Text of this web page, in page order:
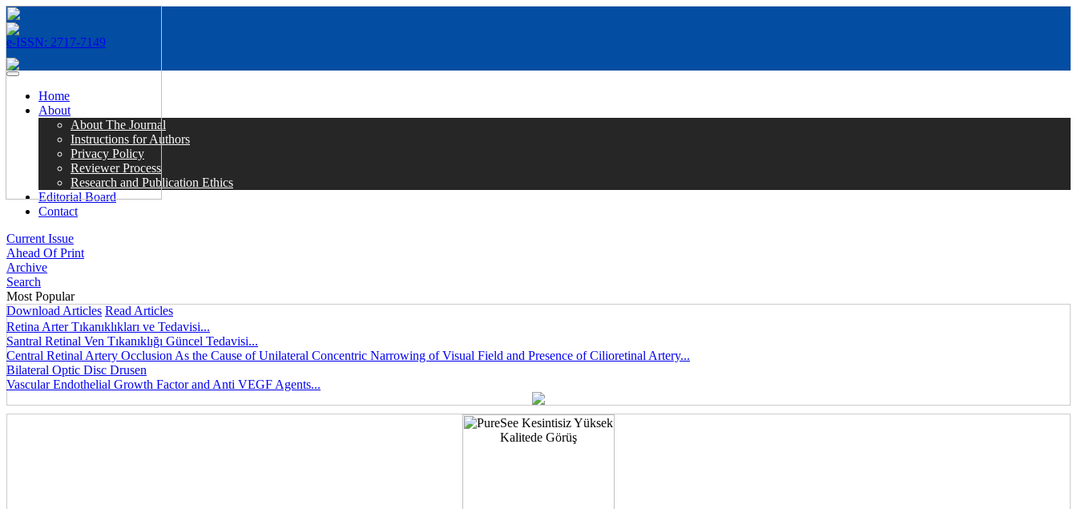
e-ISSN: 2717-7149
MENÜ
Home
About
About The Journal
Instructions for Authors
Privacy Policy
Reviewer Process
Research and Publication Ethics
Editorial Board
Contact
Current Issue
Ahead Of Print
Archive
Search
Most Popular
Download Articles Read Articles
Retina Arter Tıkanıklıkları ve Tedavisi...
Santral Retinal Ven Tıkanıklığı Güncel Tedavisi...
Central Retinal Artery Occlusion As the Cause of Unilateral Concentric Narrowing of Visual Field and Presence of Cilioretinal Artery...
Bilateral Optic Disc Drusen
Vascular Endothelial Growth Factor and Anti VEGF Agents...